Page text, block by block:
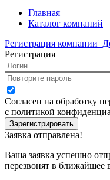
Главная
Каталог компаний
Регистрация компании
Регистрация
Согласен на обработку
с политикой
Зарегистрировать
Заявка отправлена!
Ваша заявка успешно
перезвонят в ближайшее